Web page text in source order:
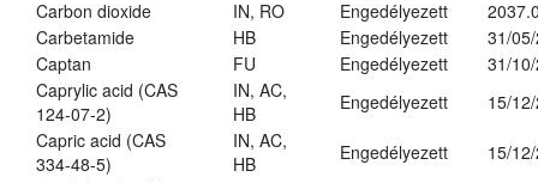
Carbon dioxide
IN, RO Engedélyezett
Carbetamide
HB Engedélyezett
31/
Captan
FU Engedélyezett
31/
Caprylic acid (CAS
124-07-2)
IN, AC,
HB
Engedélyezett
15/
Capric acid (CAS
334-48-5)
IN, AC,
HB
Engedélyezett
15/